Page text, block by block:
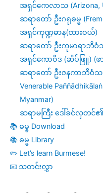
အပြစ်
အရှင်ကေလာသ (Arizona,
ဆရာတော် ဦးဂရုဓမ္မ
အရှင်ကုဏ္ဍဓာန(ထားဝယ်)
ဆရာတော် ဦးကုမာရာဘိဝံ
အရှင်ကောဝိဒ (ဆိပ်ဖြူ) (ဖ
ဆရာတော် ဦးဇနကာဘိဝံသ
Venerable
Myanmar)
ဆရာမကြီး ဒေါ်ခင်လှတင်၏
📚 ဓမ္ဓ Download
📚 ဓမ္ဓ Library
✏️ Let’s learn Burmese!
📧 သတင်းလွှာ